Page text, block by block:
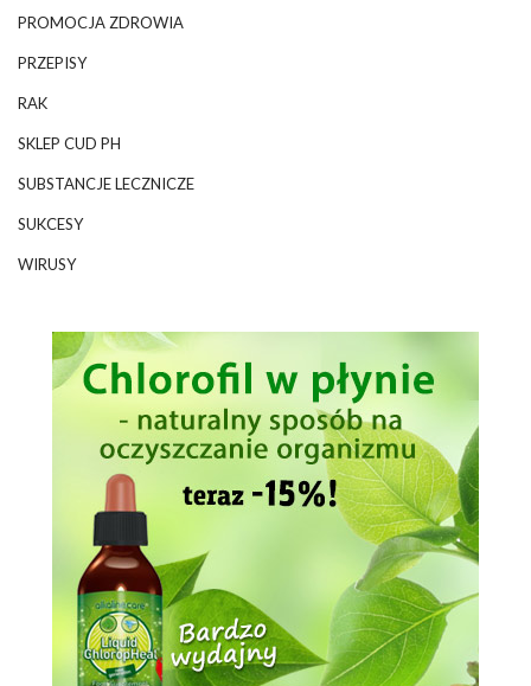
PROMOCJA ZDROWIA
PRZEPISY
RAK
SKLEP CUD PH
SUBSTANCJE LECZNICZE
SUKCESY
WIRUSY